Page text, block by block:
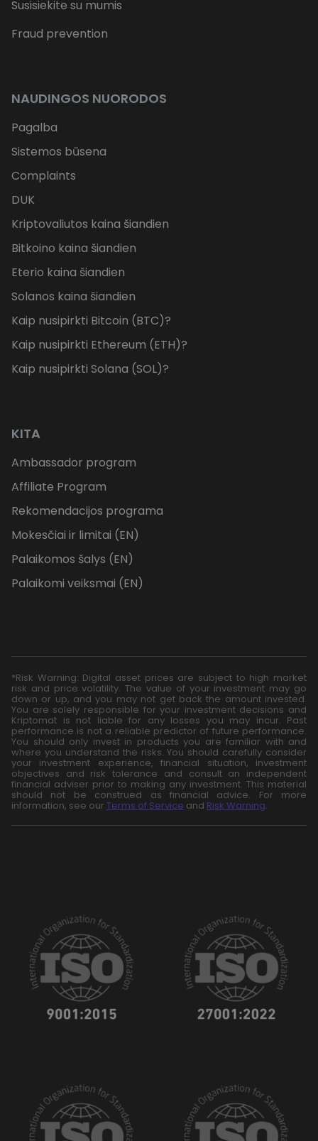
Susisiekite su mumis
Fraud prevention
NAUDINGOS NUORODOS
Pagalba
Sistemos būsena
Complaints
DUK
Kriptovaliutos kaina šiandien
Bitkoino kaina šiandien
Eterio kaina šiandien
Solanos kaina šiandien
Kaip nusipirkti Bitcoin (BTC)?
Kaip nusipirkti Ethereum (ETH)?
Kaip nusipirkti Solana (SOL)?
KITA
Ambassador program
Affiliate Program
Rekomendacijos programa
Mokesčiai ir limitai (EN)
Palaikomos šalys (EN)
Palaikomi veiksmai (EN)
*Risk Warning: Digital asset prices are subject to high market
risk and price volatility. The value of your investment may go
down or up, and you may not get back the amount invested.
You are solely responsible for your investment decisions and
Kriptomat is not liable for any losses you may incur. Past
performance is not a reliable predictor of future performance.
You should only invest in products you are familiar with and
where you understand the risks. You should carefully consider
your investment experience, financial situation, investment
objectives and risk tolerance and consult an independent
financial adviser prior to making any investment. This material
should not be construed as financial advice. For more
information, see our Terms of Service and Risk Warning.